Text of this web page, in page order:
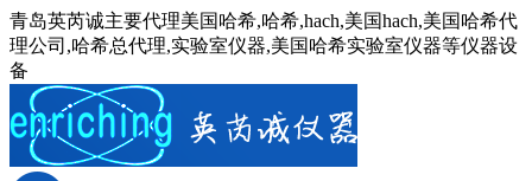
青岛英芮诚主要代理美国哈希,哈希,hach,美国hach,美国哈希代
理公司,哈希总代理,实验室仪器,美国哈希实验室仪器等仪器设
备